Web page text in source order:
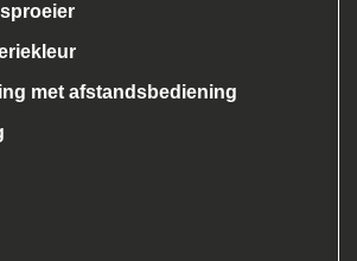
met afstandsbediening